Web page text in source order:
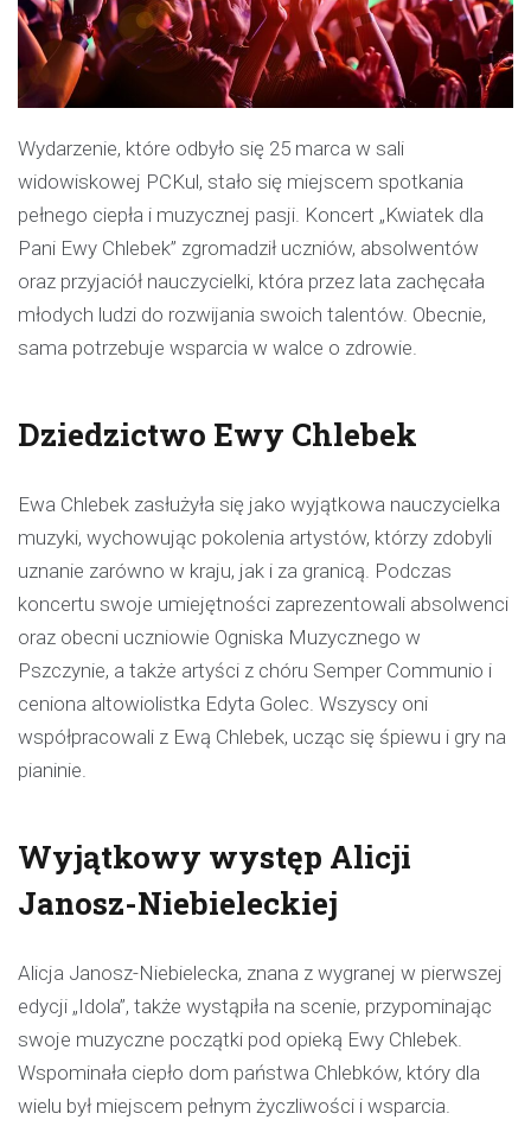
Wydarzenie, które odbyło się 25 marca w sali
widowiskowej PCKul, stało się miejscem spotkania
pełnego ciepła i muzycznej pasji. Koncert „Kwiatek dla
Pani Ewy Chlebek” zgromadził uczniów, absolwentów
oraz przyjaciół nauczycielki, która przez lata zachęcała
młodych ludzi do rozwijania swoich talentów. Obecnie,
sama potrzebuje wsparcia w walce o zdrowie.
Dziedzictwo Ewy Chlebek
Ewa Chlebek zasłużyła się jako wyjątkowa nauczycielka
muzyki, wychowując pokolenia artystów, którzy zdobyli
uznanie zarówno w kraju, jak i za granicą. Podczas
koncertu swoje umiejętności zaprezentowali absolwenci
oraz obecni uczniowie Ogniska Muzycznego w
Pszczynie, a także artyści z chóru Semper Communio i
ceniona altowiolistka Edyta Golec. Wszyscy oni
współpracowali z Ewą Chlebek, ucząc się śpiewu i gry na
pianinie.
Wyjątkowy występ Alicji
Janosz-Niebieleckiej
Alicja Janosz-Niebielecka, znana z wygranej w pierwszej
edycji „Idola”, także wystąpiła na scenie, przypominając
swoje muzyczne początki pod opieką Ewy Chlebek.
Wspominała ciepło dom państwa Chlebków, który dla
wielu był miejscem pełnym życzliwości i wsparcia.